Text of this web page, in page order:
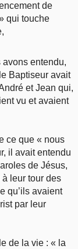
de
qui touche
avons entendu,
Baptiseur avait
et Jean qui,
vu et avaient
ce que « nous
il avait entendu
de Jésus,
à leur tour des
qu’ils avaient
par leur
de la vie : « la